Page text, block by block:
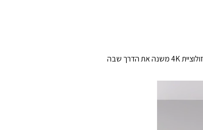
עם מעמד נייד על גלגלים וכיוונון של 360 מעלות, מסך המגע בגודל ‎31.5‎ אינץ' וברזולוציית ‎4K‎ משנה את הדרך שבה